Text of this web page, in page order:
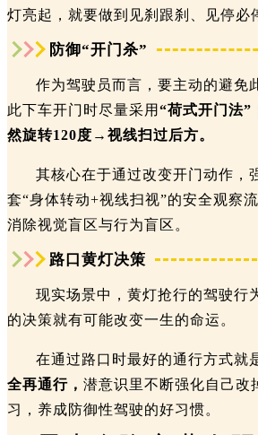
灯亮起，就要做到见刹跟刹、见停必
防御“开门杀”
作为驾驶员而言，要主动的避免
此下车开门时尽量采用 “荷式开门法”
然旋转120度→视线扫过后方。
其核心在于通过改变开门动作，
套“身体转动+视线扫视”的安全观察
消除视觉盲区与行为盲区。
路口黄灯决策
现实场景中，黄灯抢行的驾驶行
的决策就有可能改变一生的命运。
在通过路口时最好的通行方式就
全再通行， 潜意识里不断强化自己改
习，养成防御性驾驶的好习惯。